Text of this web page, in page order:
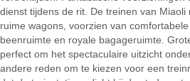
dienst tijdens de rit. De treinen van
ruime wagons, voorzien van
beenruimte en royale bagageruimte.
perfect om het spectaculaire uitzicht
andere reden om te kiezen voor een